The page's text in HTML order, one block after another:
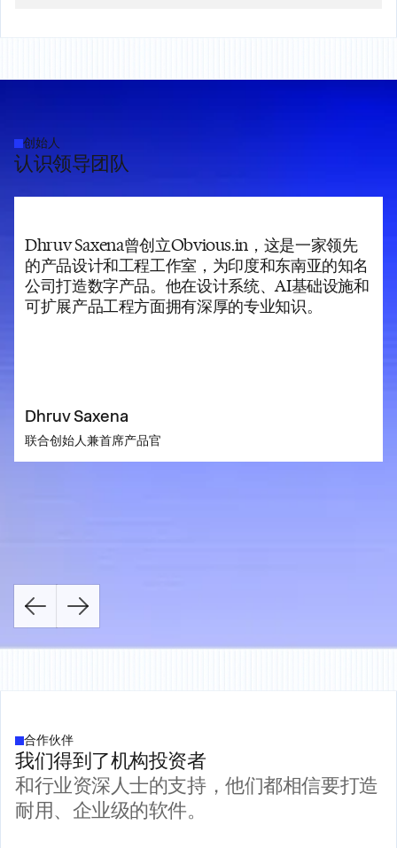
创始人
认识领导团队
Dhruv Saxena曾创立Obvious.in，这是一家领先
的产品设计和工程工作室，为印度和东南亚的知名
公司打造数字产品。他在设计系统、AI基础设施和
可扩展产品工程方面拥有深厚的专业知识。
Dhruv Saxena
联合创始人兼首席产品官
合作伙伴
我们得到了机构投资者
和行业资深人士的支持，他们都相信要打造
耐用、企业级的软件。